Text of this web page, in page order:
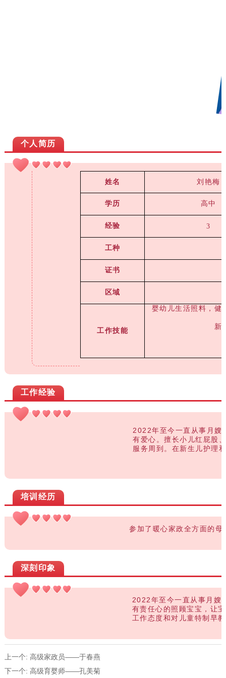
个人简历
姓名 刘艳梅
学历 高中
经验 3
工种
证书
区域
工作技能
婴幼儿生活照料，健
新
工作经验
2022年至今一直从事 月嫂
有爱心。擅长小儿红屁股、黄疸等的处理
服务周到。在新生儿护理和产妇护理
培训经历
参加了暖心家政全方面的母婴护理、
深刻印象
2022年至今一直从事月嫂行
有责任心的照顾宝宝，让宝宝健康成长。
工作态度和对儿童特制早教计划方
上一个: 高级家政员——于春燕
下一个: 高级育婴师——孔美菊